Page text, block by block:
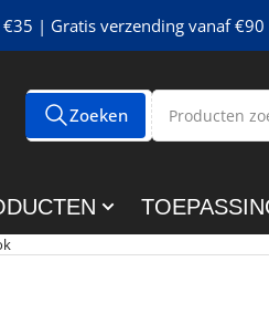
| Gratis verzending vanaf €90
Alle tags
Producten
zoekenZoeken